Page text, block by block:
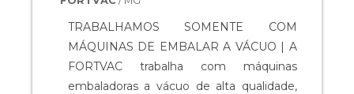
TRABALHAMOS SOMENTE COM
MÁQUINAS DE EMBALAR A VÁCUO | A
FORTVAC trabalha com máquinas
embaladoras a vácuo de alta qualidade,